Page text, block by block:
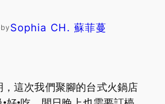
by Sophia CH. 蘇菲蔓
，這次我們聚腳的台式火鍋店